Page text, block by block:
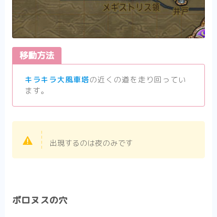
移動方法
キラキラ大風車塔の近くの道を走り回ってい
ます。
出現するのは夜のみです
ボロヌスの穴